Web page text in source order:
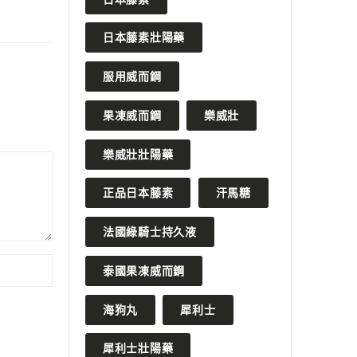
日本藤素壯陽藥
服用威而鋼
果凍威而鋼 樂威壯
樂威壯壯陽藥
正品日本藤素 汗馬糖
法國綠騎士持久液
泰國果凍威而鋼
海狗丸 犀利士
犀利士壯陽藥